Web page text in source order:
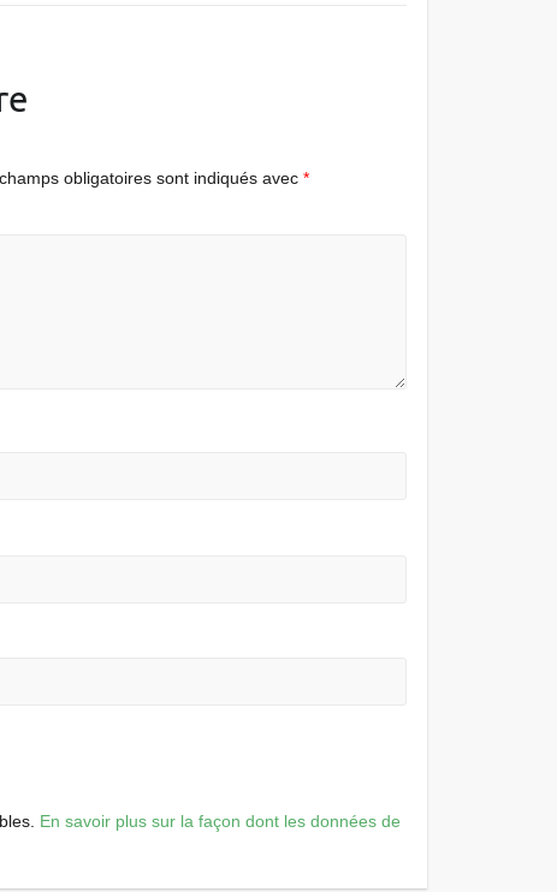
obligatoires sont indiqués avec *
En savoir plus sur la façon dont les données de